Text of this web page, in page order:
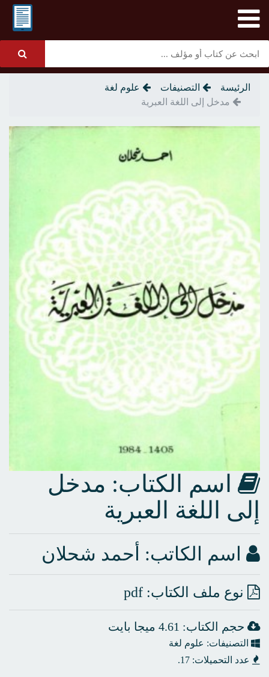
الرئيسة التصنيفات
علوم لغة
مدخل إلى اللغة العبرية
اسم الكتاب: مدخل
إلى اللغة العبرية
اسم الكاتب: أحمد شحلان
نوع ملف الكتاب: pdf
حجم الكتاب: 4.61 ميجا بايت
التصنيفات: علوم لغة
عدد التحميلات: 17.